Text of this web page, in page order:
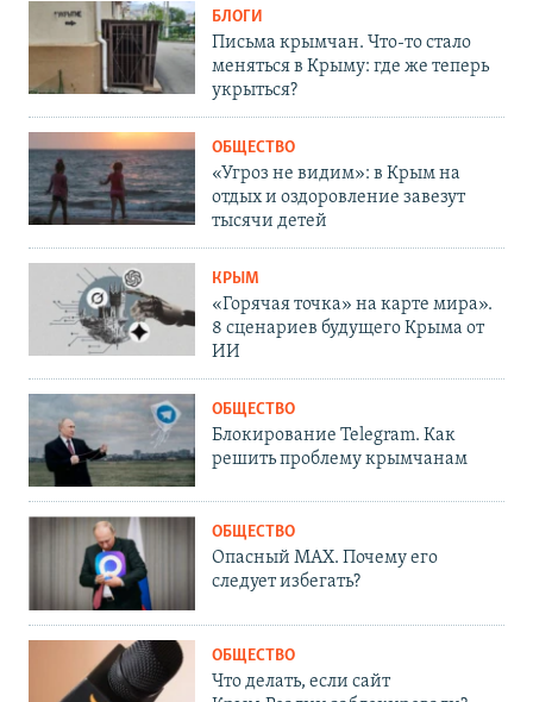
БЛОГИ
Письма крымчан. Что-то стало
меняться в Крыму: где же теперь
укрыться?
ОБЩЕСТВО
«Угроз не видим»: в Крым на
отдых и оздоровление завезут
тысячи детей
КРЫМ
«Горячая точка» на карте мира».
8 сценариев будущего Крыма от
ИИ
ОБЩЕСТВО
Блокирование Telegram. Как
решить проблему крымчанам
ОБЩЕСТВО
Опасный MAX. Почему его
следует избегать?
ОБЩЕСТВО
Что делать, если сайт